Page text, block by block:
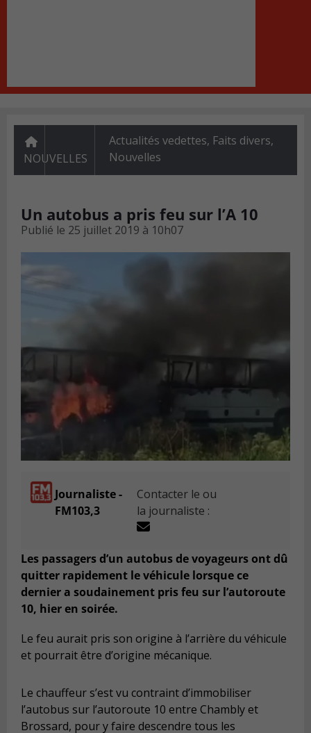
NOUVELLES
Actualités vedettes, Faits divers,
Nouvelles
Un autobus a pris feu sur l’A 10
Publié le 25 juillet 2019 à 10h07
Journaliste -
FM103,3
Contacter le ou
la journaliste :
Les passagers d’un autobus de voyageurs ont dû
quitter rapidement le véhicule lorsque ce
dernier a soudainement pris feu sur l’autoroute
10, hier en soirée.
Le feu aurait pris son origine à l’arrière du véhicule
et pourrait être d’origine mécanique.
Le chauffeur s’est vu contraint d’immobiliser
l’autobus sur l’autoroute 10 entre Chambly et
Brossard, pour y faire descendre tous les